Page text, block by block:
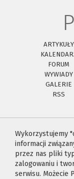
ARTYKUŁY
FORUM
WYWIADY
GALERIE
RSS
Wykorzystujemy
informacji
przez nas pliki
zalogowaniu i
serwisu. Możecie